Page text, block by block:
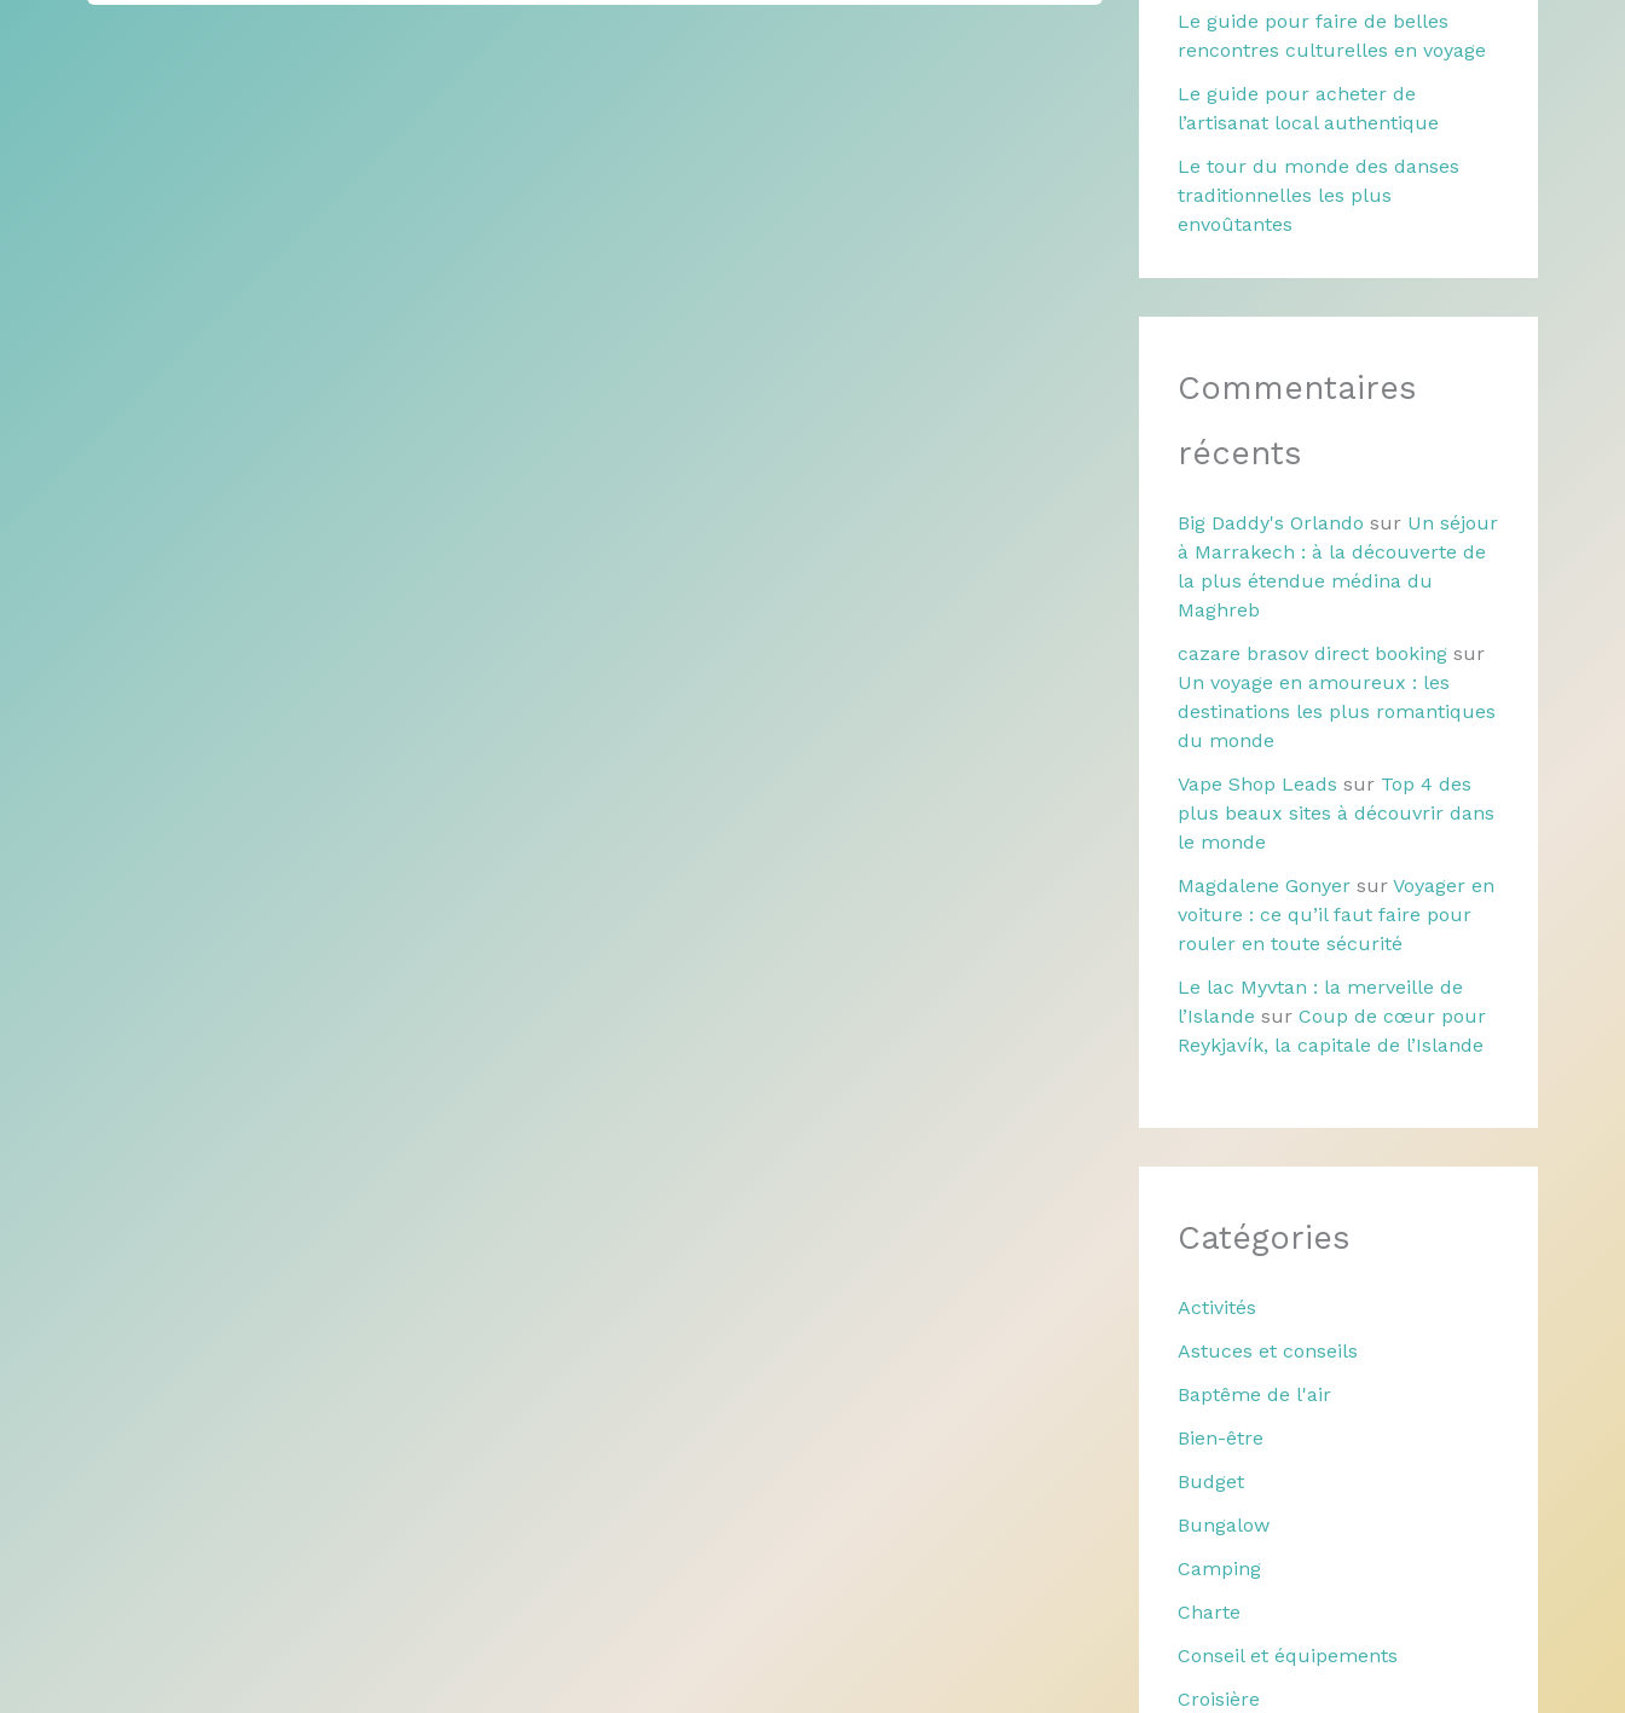
Le guide pour faire de belles
rencontres culturelles en voyage
Le guide pour acheter de
l’artisanat local authentique
Le tour du monde des danses
traditionnelles les plus
envoûtantes
Commentaires
récents
Big Daddy's Orlando sur Un séjour
à Marrakech : à la découverte de
la plus étendue médina du
Maghreb
cazare brasov direct booking sur
Un voyage en amoureux : les
destinations les plus romantiques
du monde
Vape Shop Leads sur Top 4 des
plus beaux sites à découvrir dans
le monde
Magdalene Gonyer sur Voyager en
voiture : ce qu’il faut faire pour
rouler en toute sécurité
Le lac Myvtan : la merveille de
l’Islande sur Coup de cœur pour
Reykjavík, la capitale de l’Islande
Catégories
Activités
Astuces et conseils
Baptême de l'air
Bien-être
Budget
Bungalow
Camping
Charte
Conseil et équipements
Croisière